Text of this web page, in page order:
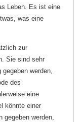
Leben. Es ist eine
was eine
zur
Sie sind sehr
werden,
des
eine
könnte einer
gegeben werden,